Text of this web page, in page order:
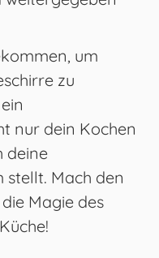
um
zu
nur dein Kochen
deine
stellt. Mach den
Magie des